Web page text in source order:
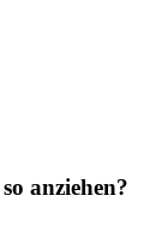
anziehen?